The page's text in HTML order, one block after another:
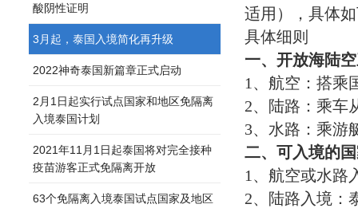
酸阴性证明
3月起，泰国入境简化再升级
2022神奇泰国新篇章正式启动
2月1日起实行试点国家和地区免隔离
入境泰国计划
2021年11月1日起泰国将对完全接种
疫苗游客正式免隔离开放
63个免隔离入境泰国试点国家及地区
适用），具体
具体细则
一、开放海陆
1、航空：搭乘
2、陆路：乘车
3、水路：乘游
二、可入境的
1、航空或水路
2、陆路入境：